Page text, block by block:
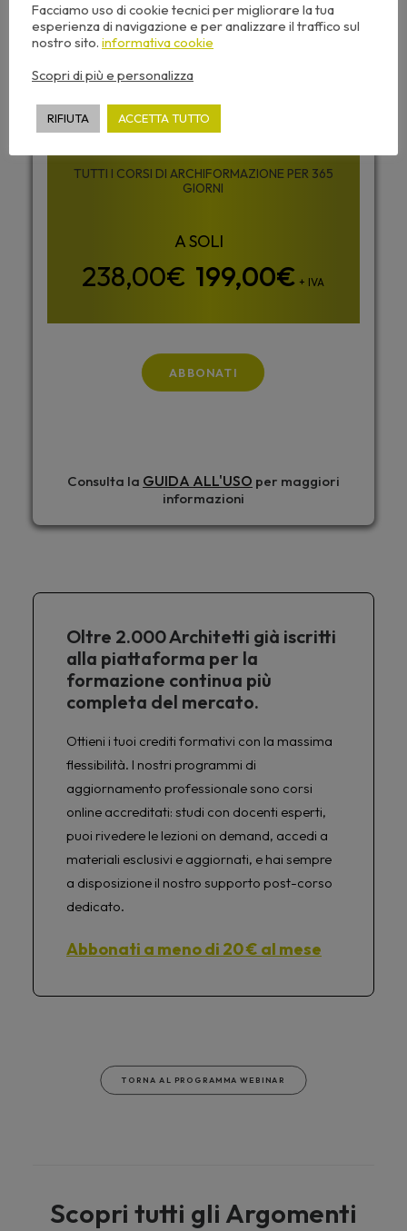
ABBONAMENTO
ALL INCLUSIVE
TUTTI I CORSI DI ARCHIFORMAZIONE PER 365
GIORNI
199,00€ + IVA
ABBONATI
Consulta la GUIDA ALL'USO per maggiori
informazioni
Oltre 2.000 Architetti già iscritti
alla piattaforma per la
formazione continua più
completa del mercato.
Ottieni i tuoi crediti formativi con la massima
flessibilità. I nostri programmi di
aggiornamento professionale sono corsi
online accreditati: studi con docenti esperti,
puoi rivedere le lezioni on demand, accedi a
materiali esclusivi e aggiornati, e hai sempre
a disposizione il nostro supporto post-corso
dedicato.
Abbonati a meno di 20 € al mese
TORNA AL PROGRAMMA WEBINAR
Scopri tutti gli Argomenti
Facciamo uso di cookie tecnici per migliorare la tua
esperienza di navigazione e per analizzare il traffico sul
nostro sito. informativa cookie
Scopri di più e personalizza
RIFIUTA ACCETTA TUTTO